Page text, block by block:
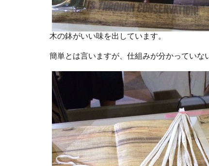
木の鉢がいい味を出しています。
簡単とは言いますが、仕組みが分かっていな